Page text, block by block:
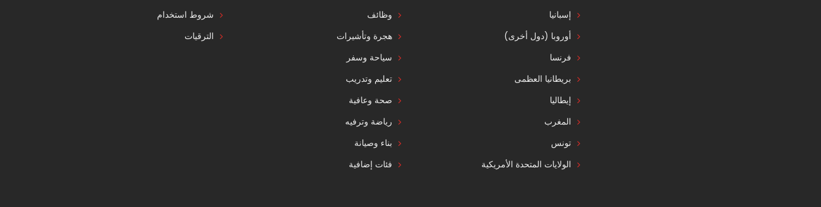
إسبانيا
أوروبا (دول أخرى)
فرنسا
بريطانيا العظمى
إيطاليا
المغرب
تونس
الولايات المتحدة الأمريكية
وظائف
هجرة وتأشيرات
سياحة وسفر
تعليم وتدريب
صحة وعافية
رياضة وترفيه
بناء وصيانة
فئات إضافية
شروط استخدام
الترقيات